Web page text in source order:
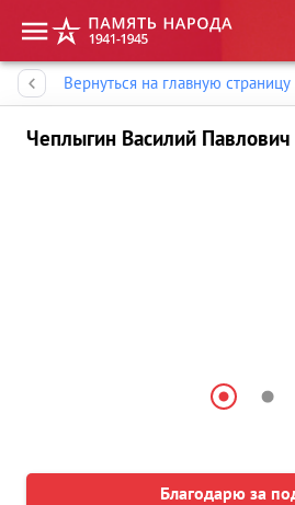
Вернуться на главную страницу
Чеплыгин Василий Павлович
Благодарю за
Память народа